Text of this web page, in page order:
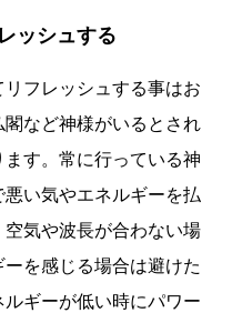
ッシュする
フレッシュする事はお
など神様がいるとされ
す。常に行っている神
い気やエネルギーを払
気や波長が合わない場
を感じる場合は避けた
ギーが低い時にパワー